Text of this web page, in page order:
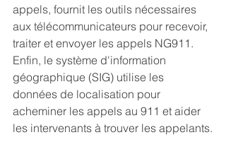
appels, fournit les outils nécessaires
aux télécommunicateurs pour recevoir,
traiter et envoyer les appels NG911.
Enfin, le système d'information
géographique (SIG) utilise les
données de localisation pour
acheminer les appels au 911 et aider
les intervenants à trouver les appelants.